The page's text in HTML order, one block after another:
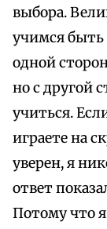
выбора.
учимся быть
одной
но с другой
учиться.
играете на
уверен, я
ответ
Потому что я